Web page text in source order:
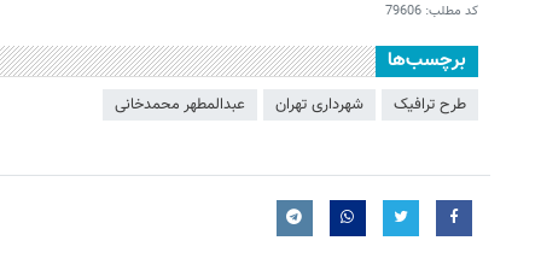
کد مطلب: 79606
برچسب‌ها
طرح ترافیک شهرداری تهران عبدالمطهر محمدخانی